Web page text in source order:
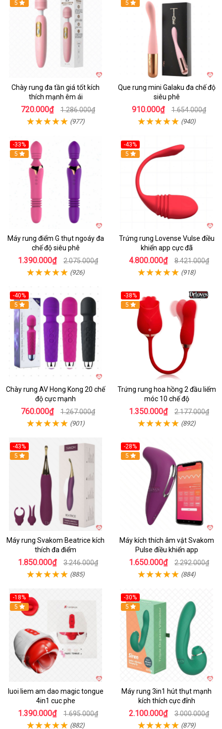
Hot
5
Chày rung đa tần giá tốt kích
thích mạnh êm ái
720.000₫ 1.286.000₫
(977)
Hot
5
Que rung mini Galaku đa chế độ
siêu phê
910.000₫ 1.654.000₫
(940)
-33%
Hot
5
Máy rung điểm G thụt ngoáy đa
chế độ siêu phê
1.390.000₫ 2.075.000₫
(926)
-43%
Hot
5
Trứng rung Lovense Vulse điều
khiển app cực đã
4.800.000₫ 8.421.000₫
(918)
-40%
5
Chày rung AV Hong Kong 20 chế
độ cực mạnh
760.000₫ 1.267.000₫
(901)
-38%
Hot
5
Trứng rung hoa hồng 2 đầu liếm
móc 10 chế độ
1.350.000₫ 2.177.000₫
(892)
-43%
Hot
5
Máy rung Svakom Beatrice kích
thích đa điểm
1.850.000₫ 3.246.000₫
(885)
-28%
Hot
5
Máy kích thích âm vật Svakom
Pulse điều khiển app
1.650.000₫ 2.292.000₫
(884)
-18%
Hot
5
luoi liem am dao magic tongue
4in1 cuc phe
1.390.000₫ 1.695.000₫
(882)
-30%
Hot
5
Máy rung 3in1 hút thụt mạnh
kích thích cực đỉnh
2.100.000₫ 3.000.000₫
(879)